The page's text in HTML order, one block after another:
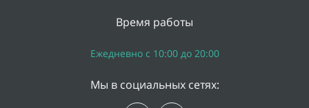
Время работы
Ежедневно с 10:00 до 20:00
Мы в социальных сетях: